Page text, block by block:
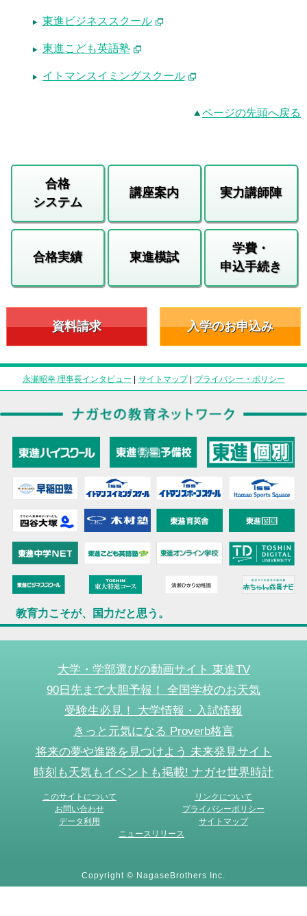
東進ビジネススクール
東進こども英語塾
イトマンスイミングスクール
ページの先頭へ戻る
合格
システム
講座案内 実力講師陣
合格実績 東進模試
学費・
申込手続き
資料請求 入学のお申込み
永瀬昭幸 理事長インタビュー サイトマップ| プライバシー・ポリシー
教育力こそが、国力だと思う。
大学・学部選びの動画サイト 東進TV
90日先まで大胆予報！ 全国学校のお天気
受験生必見！ 大学情報・入試情報
きっと元気になる Proverb格言
将来の夢や進路を見つけよう 未来発見サイト
時刻も天気もイベントも掲載! ナガセ世界時計
このサイトについて
リンクについて
お問い合わせ
プライバシーポリシー
データ利用
サイトマップ
ニュースリリース
Copyright © NagaseBrothers Inc.